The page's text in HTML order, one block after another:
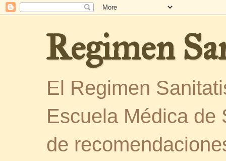
Regimen
El Regimen
Escuela Médica de
de